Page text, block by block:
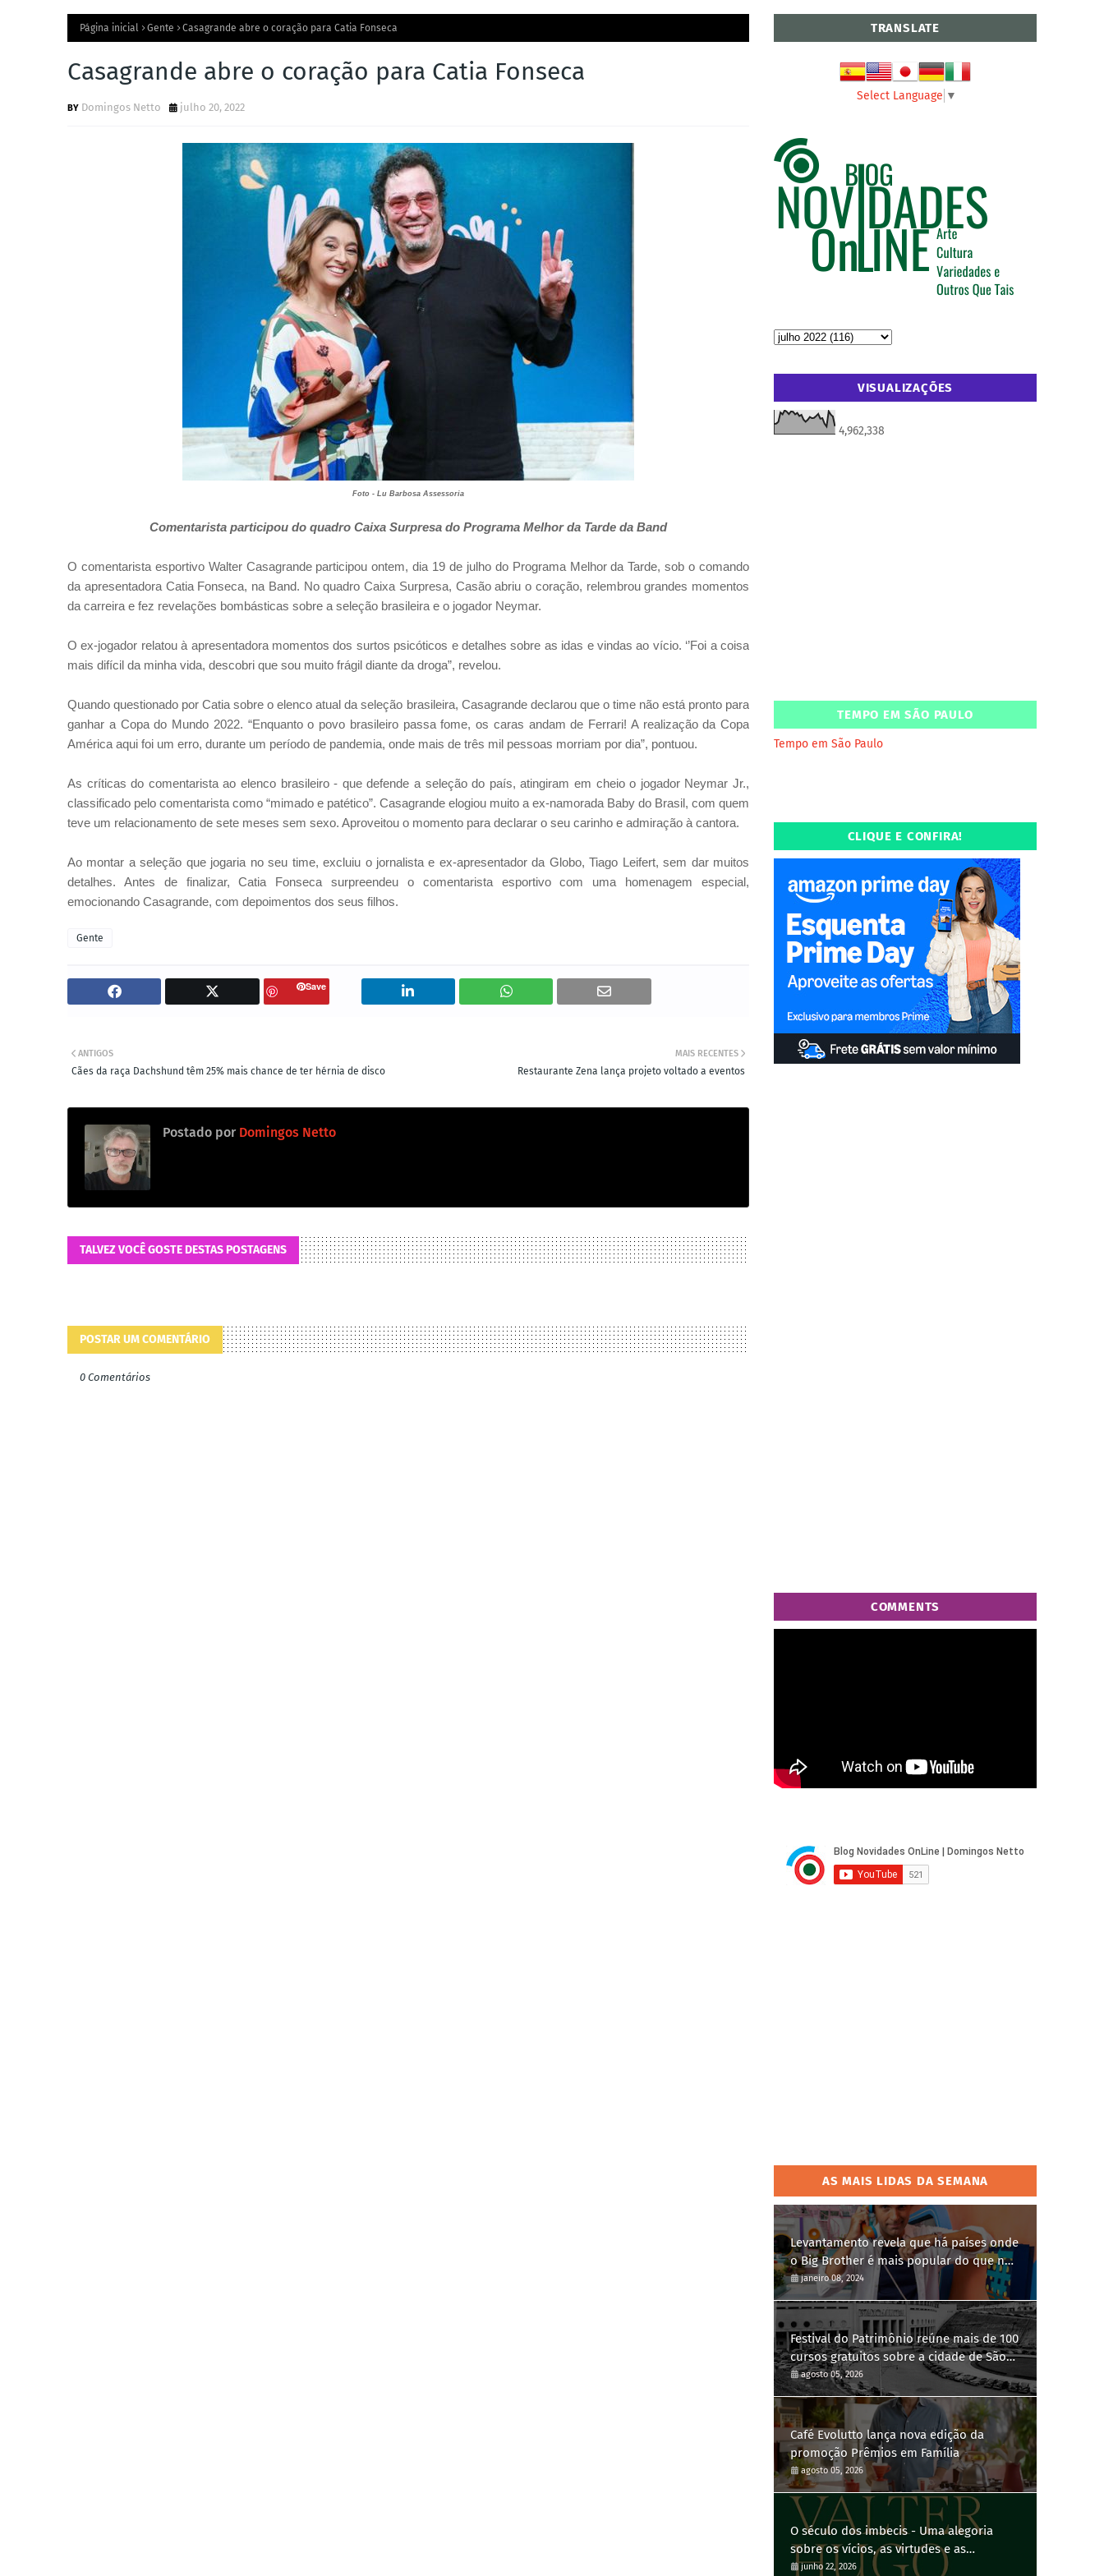
Página inicial Gente Casagrande abre o coração para Catia Fonseca
Casagrande abre o coração para Catia Fonseca
Domingos Netto julho 20, 2022
Foto - Lu Barbosa Assessoria
Comentarista participou do quadro Caixa Surpresa do Programa Melhor da Tarde da Band
O comentarista esportivo Walter Casagrande participou ontem, dia 19 de julho do Programa Melhor da Tarde, sob o comando
da apresentadora Catia Fonseca, na Band. No quadro Caixa Surpresa, Casão abriu o coração, relembrou grandes momentos
da carreira e fez revelações bombásticas sobre a seleção brasileira e o jogador Neymar.
O ex-jogador relatou à apresentadora momentos dos surtos psicóticos e detalhes sobre as idas e vindas ao vício. ‘’Foi a coisa
mais difícil da minha vida, descobri que sou muito frágil diante da droga”, revelou.
Quando questionado por Catia sobre o elenco atual da seleção brasileira, Casagrande declarou que o time não está pronto para
ganhar a Copa do Mundo 2022. “Enquanto o povo brasileiro passa fome, os caras andam de Ferrari! A realização da Copa
América aqui foi um erro, durante um período de pandemia, onde mais de três mil pessoas morriam por dia”, pontuou.
As críticas do comentarista ao elenco brasileiro - que defende a seleção do país, atingiram em cheio o jogador Neymar Jr.,
classificado pelo comentarista como “mimado e patético”. Casagrande elogiou muito a ex-namorada Baby do Brasil, com quem
teve um relacionamento de sete meses sem sexo. Aproveitou o momento para declarar o seu carinho e admiração à cantora.
Ao montar a seleção que jogaria no seu time, excluiu o jornalista e ex-apresentador da Globo, Tiago Leifert, sem dar muitos
detalhes. Antes de finalizar, Catia Fonseca surpreendeu o comentarista esportivo com uma homenagem especial,
emocionando Casagrande, com depoimentos dos seus filhos.
Gente
Save
MAIS RECENTES
Restaurante Zena lança projeto voltado a eventos
ANTIGOS
Cães da raça Dachshund têm 25% mais chance de ter hérnia de disco
Postado por Domingos Netto
TALVEZ VOCÊ GOSTE DESTAS POSTAGENS
POSTAR UM COMENTÁRIO
0 Comentários
TRANSLATE
Select Language ▼
VISUALIZAÇÕES
4,962,338
TEMPO EM SÃO PAULO
Tempo em São Paulo
CLIQUE E CONFIRA!
COMMENTS
AS MAIS LIDAS DA SEMANA
Levantamento revela que há países onde
o Big Brother é mais popular do que no
Brasil
janeiro 08, 2024
Festival do Patrimônio reúne mais de 100
cursos gratuitos sobre a cidade de São
Paulo
agosto 05, 2026
Café Evolutto lança nova edição da
promoção Prêmios em Família
agosto 05, 2026
O século dos imbecis - Uma alegoria
sobre os vícios, as virtudes e as
contradições humanas
junho 22, 2026